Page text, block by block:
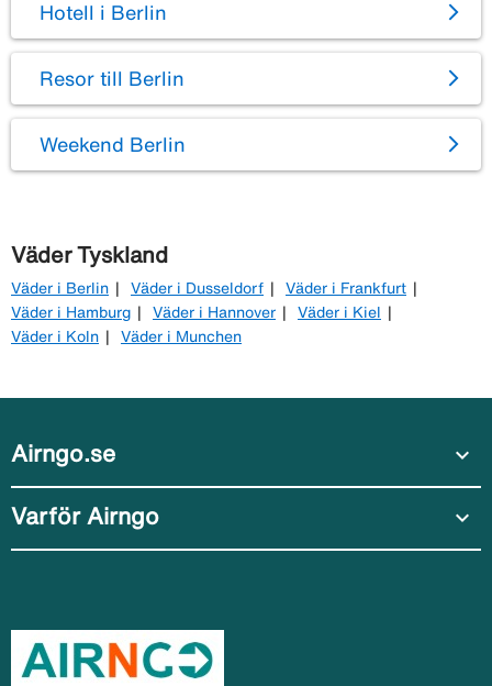
Hotell i Berlin
Resor till Berlin
Weekend Berlin
Väder Tyskland
Väder i Berlin Väder i Dusseldorf
Väder i Frankfurt
Väder i Hamburg
Väder i Hannover
Väder i Kiel
Väder i Koln
Väder i Munchen
Airngo.se expand_more
Varför Airngo expand_more